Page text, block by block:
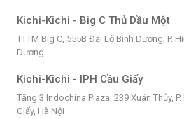
Kichi-Kichi - Big C Thủ Dầu Một
TTTM Big C, 555B Đại Lộ Bình Dương, P.
Dương
Kichi-Kichi - IPH Cầu Giấy
Tầng 3 Indochina Plaza, 239 Xuân Thủy,
Giấy, Hà Nội